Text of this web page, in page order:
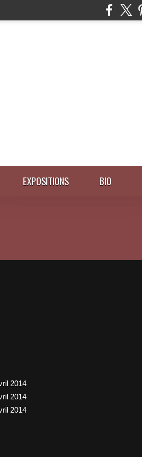
EXPOSITIONS BIO